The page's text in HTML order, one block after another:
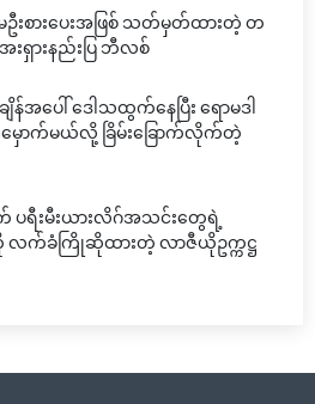
းစားပေးအဖြစ် သတ်မှတ်ထားတဲ့ တ
ေးရှားနည်းပြ ဘီလစ်
အပေါ် ဒေါသထွက်နေပြီး ရောမဒါ
ာက်မယ်လို့ ခြိမ်းခြောက်လိုက်တဲ့
ရီးမီးယားလိဂ်အသင်းတွေရဲ့
လက်ခံကြိုဆိုထားတဲ့ လာဇီယိုဥက္ကဋ္ဌ